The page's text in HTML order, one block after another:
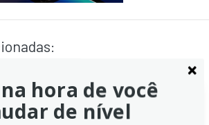
hora de você
de nível